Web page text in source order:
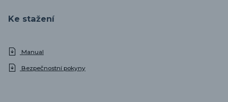
Ke stažení
Manual
Bezpečnostní pokyny